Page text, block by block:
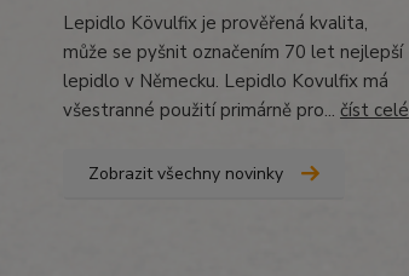
Lepidlo Kövulfix je prověřená kvalita,
může se pyšnit označením 70 let nejlepší
lepidlo v Německu. Lepidlo Kovulfix má
všestranné použití primárně pro... číst celé
Zobrazit všechny novinky